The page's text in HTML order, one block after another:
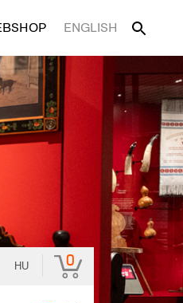
ENGLISH
HU 0